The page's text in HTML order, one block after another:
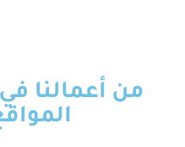
من أعمالنا